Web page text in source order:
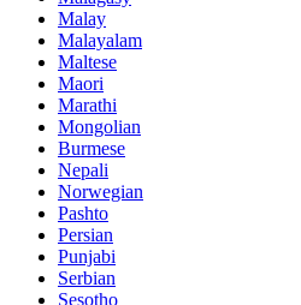
Malay
Malayalam
Maltese
Maori
Marathi
Mongolian
Burmese
Nepali
Norwegian
Pashto
Persian
Punjabi
Serbian
Sesotho